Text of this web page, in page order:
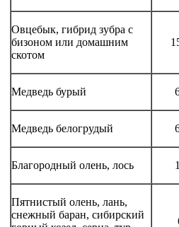
Овцебык, гибрид зубра с
бизоном или домашним
скотом
Медведь бурый
Медведь белогрудый
Благородный олень, лось
Пятнистый олень, лань,
снежный баран, сибирский